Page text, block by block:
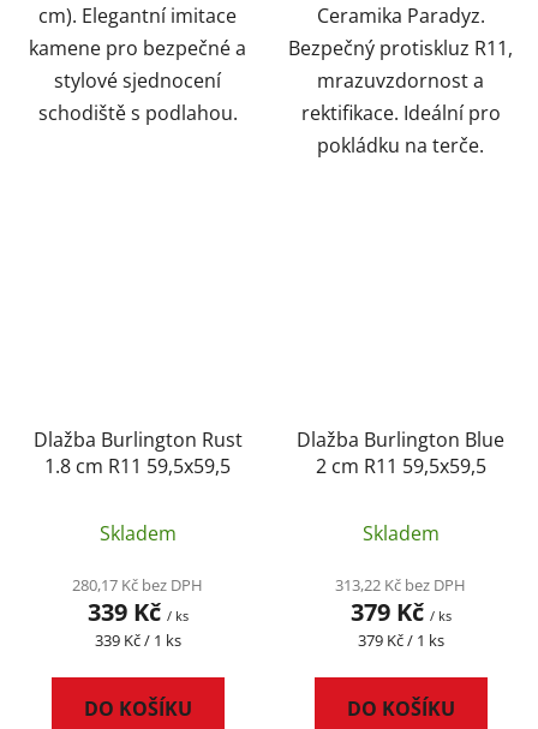
cm). Elegantní imitace
kamene pro bezpečné a
stylové sjednocení
schodiště s podlahou.
Ceramika Paradyz.
Bezpečný protiskluz R11,
mrazuvzdornost a
rektifikace. Ideální pro
pokládku na terče.
Dlažba Burlington Rust
1.8 cm R11 59,5x59,5
Skladem
280,17 Kč bez DPH
339 Kč / ks
Měrná
339 Kč / 1 ks
DO KOŠÍKU
Dlažba Burlington Blue
2 cm R11 59,5x59,5
Skladem
313,22 Kč bez DPH
379 Kč / ks
Měrná
379 Kč / 1 ks
DO KOŠÍKU